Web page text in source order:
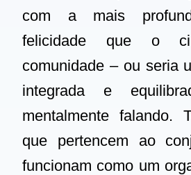
com a mais
felicidade que o
comunidade – ou seria
integrada e
mentalmente falando.
que pertencem ao
funcionam como um